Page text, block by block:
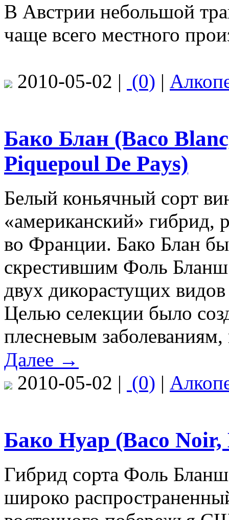
В Австрии небольшой
чаще всего местного
2010-05-02 | (0) |
Бако Блан (Baco
Piquepoul De Pays)
Белый коньячный сорт
«американский» гибрид,
во Франции. Бако Блан
скрестившим Фоль
двух дикорастущих
Целью селекции было
плесневым
Далее →
2010-05-02 | (0) |
Бако Нуар (Baco Noir,
Гибрид сорта Фоль
широко